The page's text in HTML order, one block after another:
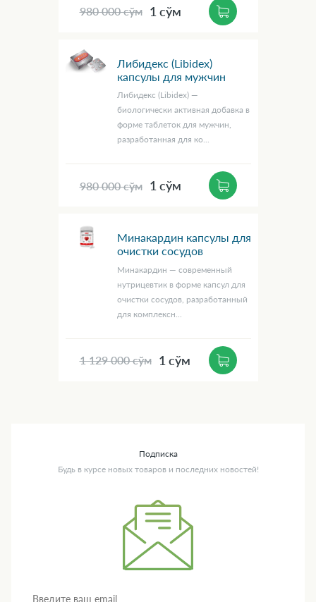
980 000 сўм 1 сўм
Либидекс (Libidex)
капсулы для мужчин
Либидекс (Libidex) —
биологически активная добавка в
форме таблеток для мужчин,
разработанная для ко...
980 000 сўм 1 сўм
Минакардин капсулы для
очистки сосудов
Минакардин — современный
нутрицевтик в форме капсул для
очистки сосудов, разработанный
для комплексн...
1 129 000 сўм 1 сўм
Подписка
Будь в курсе новых товаров и последних новостей!